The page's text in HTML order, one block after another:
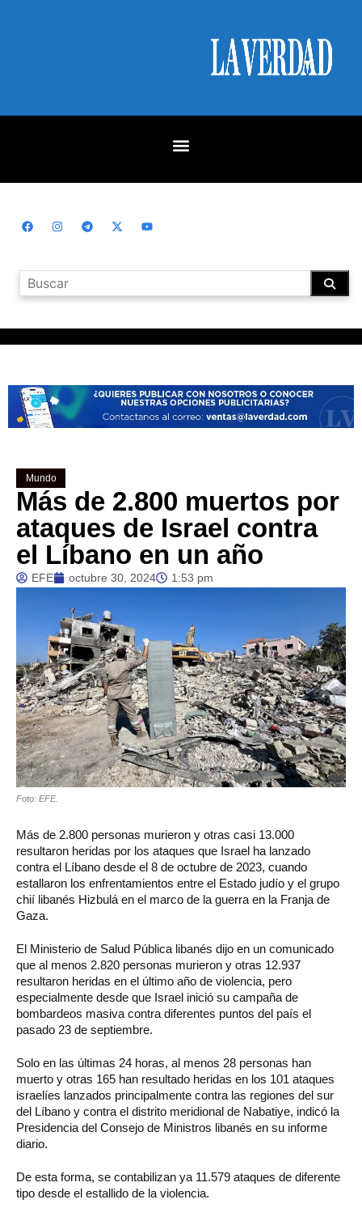
Mundo
Más de 2.800 muertos por
ataques de Israel contra
el Líbano en un año
EFE octubre 30, 2024 1:53 pm
Foto: EFE.
Más de 2.800 personas murieron y otras casi 13.000
resultaron heridas por los ataques que Israel ha lanzado
contra el Líbano desde el 8 de octubre de 2023, cuando
estallaron los enfrentamientos entre el Estado judío y el grupo
chií libanés Hizbulá en el marco de la guerra en la Franja de
Gaza.
El Ministerio de Salud Pública libanés dijo en un comunicado
que al menos 2.820 personas murieron y otras 12.937
resultaron heridas en el último año de violencia, pero
especialmente desde que Israel inició su campaña de
bombardeos masiva contra diferentes puntos del país el
pasado 23 de septiembre.
Solo en las últimas 24 horas, al menos 28 personas han
muerto y otras 165 han resultado heridas en los 101 ataques
israelíes lanzados principalmente contra las regiones del sur
del Líbano y contra el distrito meridional de Nabatiye, indicó la
Presidencia del Consejo de Ministros libanés en su informe
diario.
De esta forma, se contabilizan ya 11.579 ataques de diferente
tipo desde el estallido de la violencia.